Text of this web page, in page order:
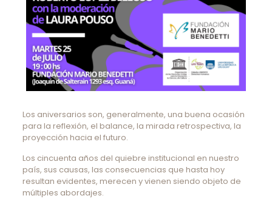
Los aniversarios son, generalmente, una buena ocasión
para la reflexión, el balance, la mirada retrospectiva, la
proyección hacia el futuro.
Los cincuenta años del quiebre institucional en nuestro
país, sus causas, las consecuencias que hasta hoy
resultan evidentes, merecen y vienen siendo objeto de
múltiples abordajes.